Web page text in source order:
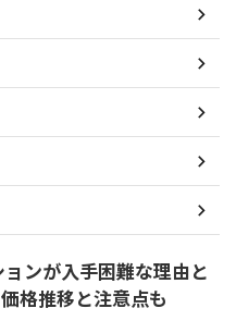
ンが入手困難な理由と
格推移と注意点も